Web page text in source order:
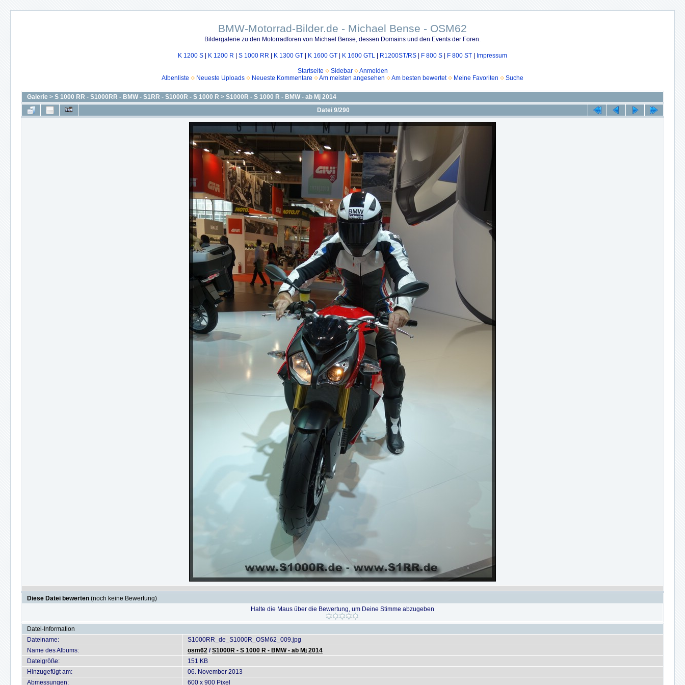
BMW-Motorrad-Bilder.de - Michael Bense - OSM62
Bildergalerie zu den Motorradforen von Michael Bense, dessen Domains und den Events der Foren.
K 1200 S K 1200 R S 1000 RR K 1300 GT K 1600 GT K 1600 GTL R1200ST/RS F 800 S F 800 ST Impressum
Startseite Sidebar
Anmelden
Albenliste
Neueste Uploads Neueste Kommentare Am meisten angesehen Am besten bewertet Meine Favoriten Suche
Galerie > S 1000 RR - S1000RR - BMW - S1RR - S1000R - S 1000 R > S1000R - S 1000 R - BMW - ab Mj 2014
Datei 9/290
Diese Datei bewerten (noch keine Bewertung)
Halte die Maus über die Bewertung, um Deine Stimme abzugeben
Datei-Information
Dateiname:
S1000RR_de_S1000R_OSM62_009.jpg
Name des Albums:
osm62 /S1000R - S 1000 R - BMW - ab Mj 2014
Dateigröße:
151 KB
Hinzugefügt am:
06. November 2013
Abmessungen:
600 x 900 Pixel